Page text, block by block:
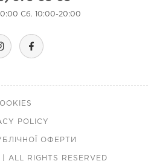
Сб. 10:00-20:00
POLICY
ОФЕРТИ
ALL RIGHTS RESERVED